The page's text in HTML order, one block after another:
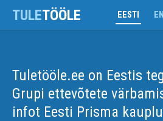
TULETÖÖLE EESTI
Tuletööle.ee on Eestis
Grupi ettevõtete
infot Eesti Prisma